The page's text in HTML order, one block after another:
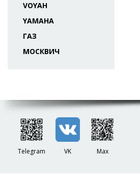
VOYAH
YAMAHA
ГАЗ
МОСКВИЧ
Telegram VK Max